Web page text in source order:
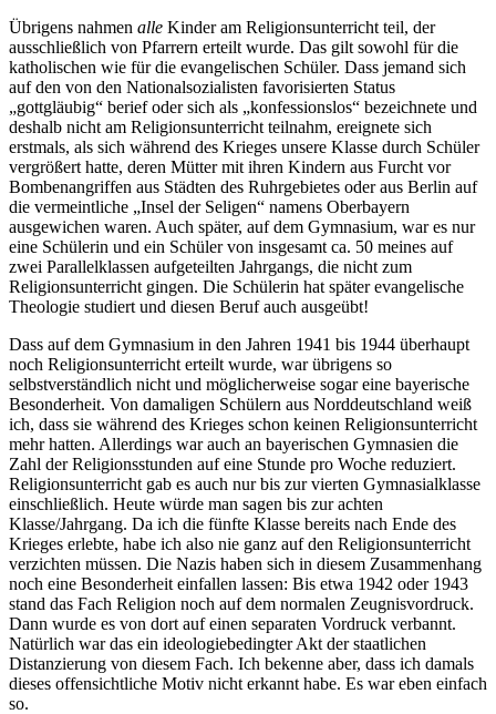
Übrigens nahmen alle Kinder am Religionsunterricht teil, der
ausschließlich von Pfarrern erteilt wurde. Das gilt sowohl für die
katholischen wie für die evangelischen Schüler. Dass jemand sich
auf den von den Nationalsozialisten favorisierten Status
gottgläubig
berief oder sich als konfessionslos
bezeichnete und
deshalb nicht am Religionsunterricht teilnahm, ereignete sich
erstmals, als sich während des Krieges unsere Klasse durch Schüler
vergrößert hatte, deren Mütter mit ihren Kindern aus Furcht vor
Bombenangriffen aus Städten des Ruhrgebietes oder aus Berlin auf
die vermeintliche
Insel der Seligen
namens Oberbayern
ausgewichen waren. Auch später, auf dem Gymnasium, war es nur
eine Schülerin und ein Schüler von insgesamt ca. 50 meines auf
zwei Parallelklassen aufgeteilten Jahrgangs, die nicht zum
Religionsunterricht gingen. Die Schülerin hat später evangelische
Theologie studiert und diesen Beruf auch ausgeübt!
Dass auf dem Gymnasium in den Jahren 1941 bis 1944 überhaupt
noch Religionsunterricht erteilt wurde, war übrigens so
selbstverständlich nicht und möglicherweise sogar eine bayerische
Besonderheit. Von damaligen Schülern aus Norddeutschland weiß
ich, dass sie während des Krieges schon keinen Religionsunterricht
mehr hatten. Allerdings war auch an bayerischen Gymnasien die
Zahl der Religionsstunden auf eine Stunde pro Woche reduziert.
Religionsunterricht gab es auch nur bis zur vierten Gymnasialklasse
einschließlich. Heute würde man sagen bis zur achten
Klasse/Jahrgang. Da ich die fünfte Klasse bereits nach Ende des
Krieges erlebte, habe ich also nie ganz auf den Religionsunterricht
verzichten müssen. Die Nazis haben sich in diesem Zusammenhang
noch eine Besonderheit einfallen lassen: Bis etwa 1942 oder 1943
stand das Fach Religion noch auf dem normalen Zeugnisvordruck.
Dann wurde es von dort auf einen separaten Vordruck verbannt.
Natürlich war das ein ideologiebedingter Akt der staatlichen
Distanzierung von diesem Fach. Ich bekenne aber, dass ich damals
dieses offensichtliche Motiv nicht erkannt habe. Es war eben einfach
so.